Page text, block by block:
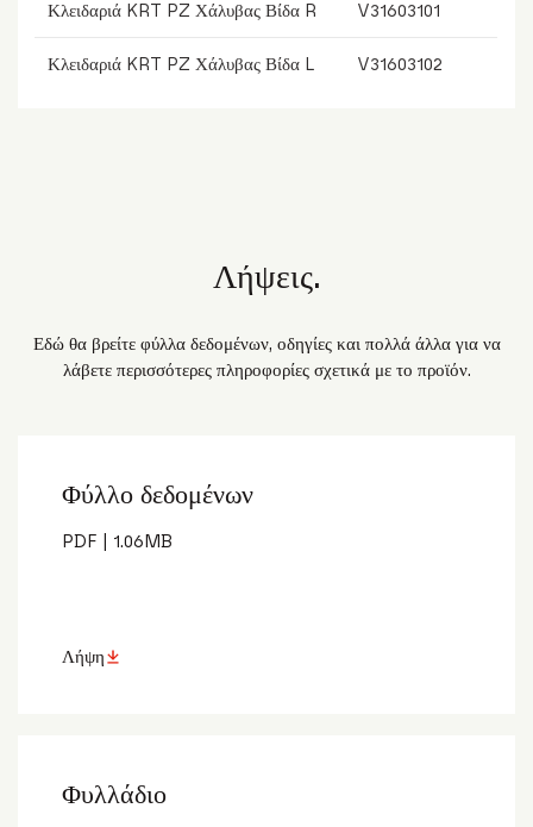
Κλειδαριά KRT PZ Χάλυβας Βίδα R V31603101
Κλειδαριά KRT PZ Χάλυβας Βίδα L V31603102
Λήψεις.
Εδώ θα βρείτε φύλλα δεδομένων, οδηγίες και πολλά άλλα για να
λάβετε περισσότερες πληροφορίες σχετικά με το προϊόν.
Φύλλο δεδομένων
PDF 1.06MB
Λήψη
Φυλλάδιο